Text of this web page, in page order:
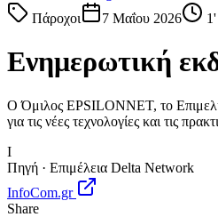
Πάροχοι
7 Μαΐου 2026 1'
Ενημερωτική
Ο Όμιλος EPSILONNET, το
για τις νέες τεχνολογίες και τις
I
Πηγή · Επιμέλεια Delta Network
InfoCom.gr
Share